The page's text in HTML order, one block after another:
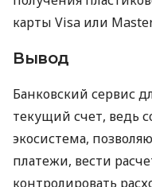
карты Visa или
Вывод
Банковский сервис
текущий счет, ведь
экосистема,
платежи, вести
контролировать